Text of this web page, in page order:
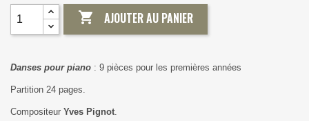
 AJOUTER AU PANIER
Danses pour piano : 9 pièces pour les premières années
Partition 24 pages.
Compositeur Yves Pignot